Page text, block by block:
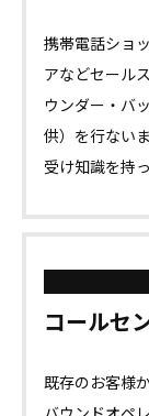
携帯電話ショ
アなどセール
ウンダー・バ
供）を行ない
受け知識を持
コールセ
既存のお客様